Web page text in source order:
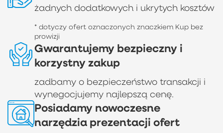
żadnych dodatkowych i ukrytych kosztów
* dotyczy ofert oznaczonych znaczkiem Kup bez
prowizji
Gwarantujemy bezpieczny i
korzystny zakup
zadbamy o bezpieczeństwo transakcji i
wynegocjujemy najlepszą cenę.
Posiadamy nowoczesne
narzędzia prezentacji ofert